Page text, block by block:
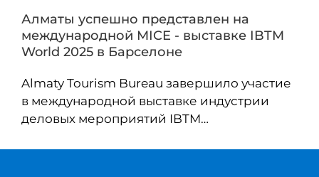
Алматы успешно представлен на
международной MICE - выставке IBTM
World 2025 в Барселоне
Almaty Tourism Bureau завершило участие
в международной выставке индустрии
деловых мероприятий IBTM…